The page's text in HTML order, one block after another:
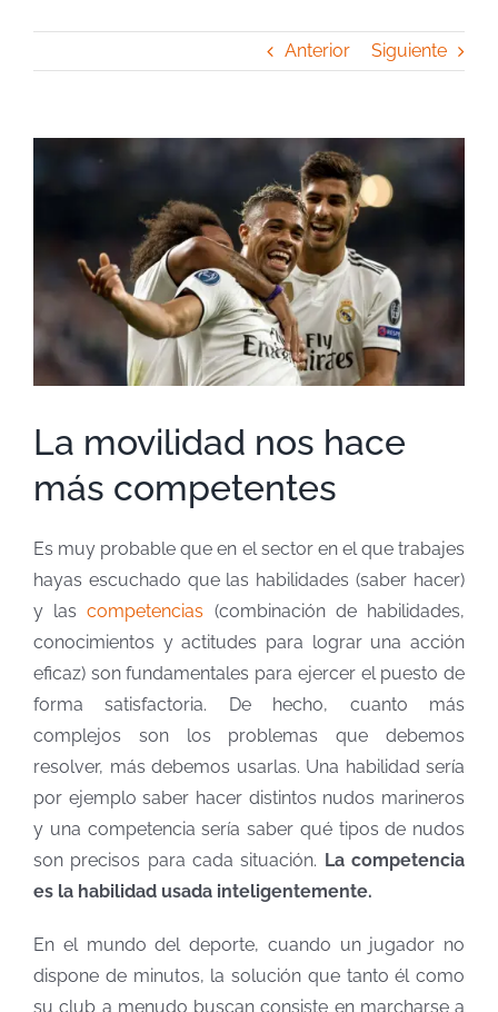
Anterior Siguiente
imagen
La movilidad nos hace
más competentes
Es muy probable que en el sector en el que trabajes
hayas escuchado que las habilidades (saber hacer)
y lascompetencias (combinación de habilidades,
conocimientos y actitudes para lograr una acción
eficaz) son fundamentales para ejercer el puesto de
forma satisfactoria. De hecho, cuanto más
complejos son los problemas que debemos
resolver, más debemos usarlas. Una habilidad sería
por ejemplo saber hacer distintos nudos marineros
y una competencia sería saber qué tipos de nudos
son precisos para cada situación. La competencia
es la habilidad usada inteligentemente.
En el mundo del deporte, cuando un jugador no
dispone de minutos, la solución que tanto él como
su club a menudo buscan consiste en marcharse a